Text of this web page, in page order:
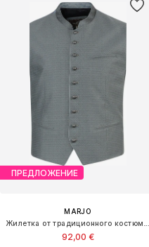
ПРЕДЛОЖЕНИЕ
MARJO
92,00 €